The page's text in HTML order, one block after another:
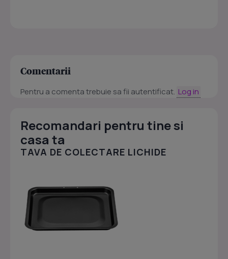
Comentarii
Pentru a comenta trebuie sa fii autentificat. Log in
Recomandari pentru tine si
casa ta
TAVA DE COLECTARE LICHIDE